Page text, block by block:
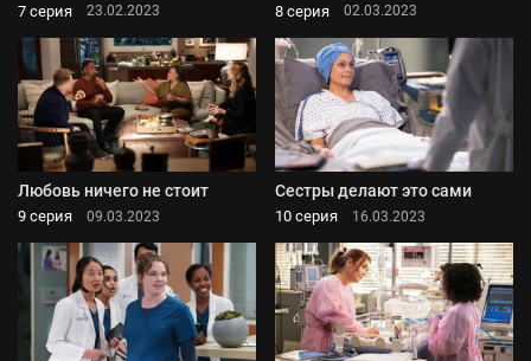
7 серия 23.02.2023 8 серия 02.03.2023
Любовь ничего не стоит
9 серия 09.03.2023
Сестры делают это сами
10 серия 16.03.2023